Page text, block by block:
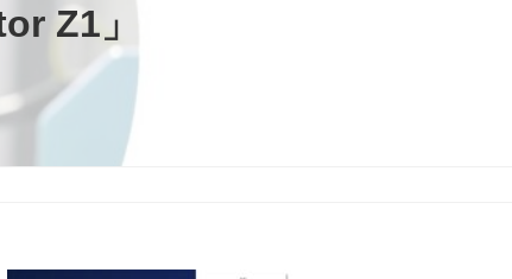
Z1」